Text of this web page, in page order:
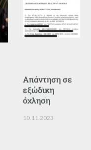
Απάντηση σε
εξώδικη
όχληση
10.11.2023